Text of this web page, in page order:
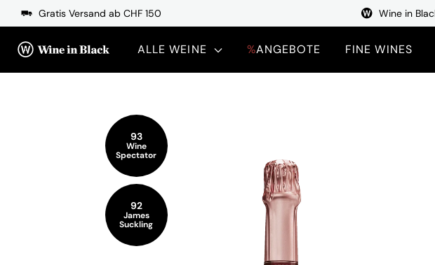
Direkt zum Inhalt
Gratis Versand ab CHF 150 Wine in
ALLE WEINE %ANGEBOTE FINE WINES
93
Wine
Spectator
92
James
Suckling